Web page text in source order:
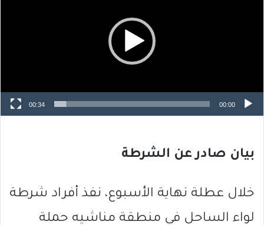
00:00
00:34
بيان صادر عن الشرطة
خلال عطلة نهاية الأسبوع، نفذ أفراد شرطة
لواء الساحل في منطقة مناشيه حملة